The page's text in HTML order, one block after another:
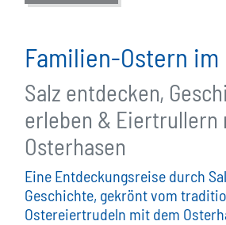
Familien-Ostern
Salz entdecken,
erleben & Eiertrullern
Osterhasen
Eine Entdeckungsreise durch
Geschichte, gekrönt vom
Ostereiertrudeln mit dem